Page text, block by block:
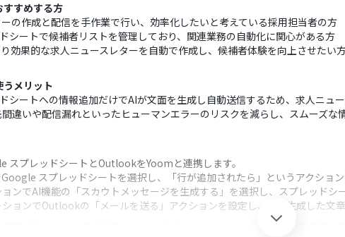
すめする方
の作成と配信を手作業で行い、効率化したいと考えている採用担当者の方
シートで候補者リストを管理しており、関連業務の自動化に関心がある方
効果的な求人ニュースレターを自動で作成し、候補者体験を向上させたい
メリット
シートへの情報追加だけでAIが文面を生成し自動送信するため、求人ニュ
違いや配信漏れといったヒューマンエラーのリスクを減らし、スムーズな
スプレッドシートとOutlookをYoomと連携します。
スプレッドシートを選択し、「行が追加されたら」というアクション
ンでAI機能の「スカウトメッセージを生成する」を選択し、スプレッドシ
ョンでOutlookの「メールを送る」アクションを設定し、AIが生成した文